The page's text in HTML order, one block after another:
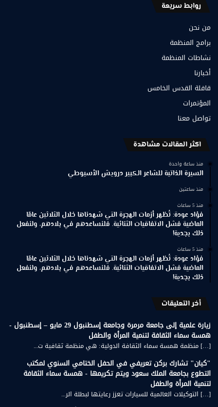
روابط سريعة
من نحن
برامج المنظمة
نشاطات المنظمة
أخبارنا
قافلة القدس الخامس
المؤتمرات
تواصل معنا
اكثر المقالات مشاهدة
منذ ساعة واحدة
السيرة الذاتية للشاعر الكبير درويش الأسيوطي
منذ ساعتين
منذ 5 ساعات
فؤاد عودة: تُظهر أزمات الهجرة التي شهدناها خلال الثلاثين عامًا
الماضية فشل الاتفاقيات الثنائية. فلنساعدهم في بلادهم، ولنفعل
ذلك بجدية!
منذ 5 ساعات
فؤاد عودة: تُظهر أزمات الهجرة التي شهدناها خلال الثلاثين عامًا
الماضية فشل الاتفاقيات الثنائية. فلنساعدهم في بلادهم، ولنفعل
ذلك بجدية!
أخر التعليقات
زيارة علمية إلى جامعة مرمرة وجامعة إسطنبول 29 مايو – إسطنبول -
همسة سماء الثقافة لتنمية المرأة والطفل
[…] منظمة همسة سماء الثقافة الدولية: هي منظمة ثقافية ت...
"كيان" تشارك بركن تعريفي في الحفل الختامي السنوي لمكتب
التطوع بجامعة الملك سعود ويتم تكريمها - همسة سماء الثقافة
لتنمية المرأة والطفل
[…] التوكيلات العالمية للسيارات تعزز رعايتها لبطلة الر...